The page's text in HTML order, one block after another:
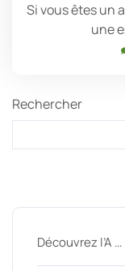
Si vous êtes un
une
Rechercher
Découvrez l’A …